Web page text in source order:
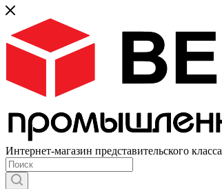
Интернет-магазин представительского класса